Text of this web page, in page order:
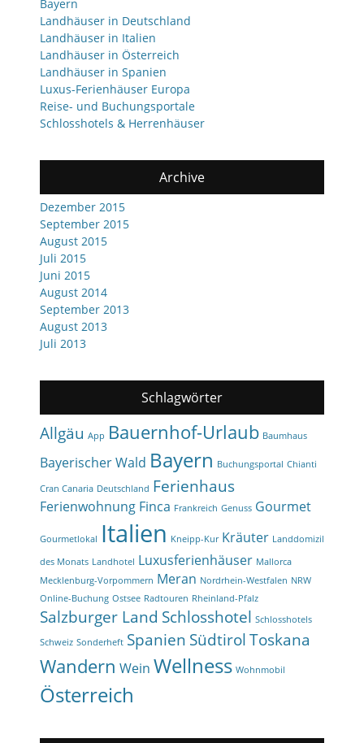
Bayern
Landhäuser in Deutschland
Landhäuser in Italien
Landhäuser in Österreich
Landhäuser in Spanien
Luxus-Ferienhäuser Europa
Reise- und Buchungsportale
Schlosshotels & Herrenhäuser
Archive
Dezember 2015
September 2015
August 2015
Juli 2015
Juni 2015
August 2014
September 2013
August 2013
Juli 2013
Schlagwörter
Allgäu App Bauernhof-Urlaub Baumhaus
Bayerischer Wald Bayern Buchungsportal Chianti
Cran Canaria Deutschland Ferienhaus
Ferienwohnung Finca Frankreich Genuss Gourmet
Gourmetlokal Italien Kneipp-Kur Kräuter Landdomizil
des Monats Landhotel Luxusferienhäuser Mallorca
Mecklenburg-Vorpommern Meran Nordrhein-Westfalen NRW
Online-Buchung Ostsee Radtouren Rheinland-Pfalz
Salzburger Land Schlosshotel Schlosshotels
Schweiz Sonderheft Spanien SüdtirolToskana
Wandern Wein Wellness Wohnmobil
Österreich